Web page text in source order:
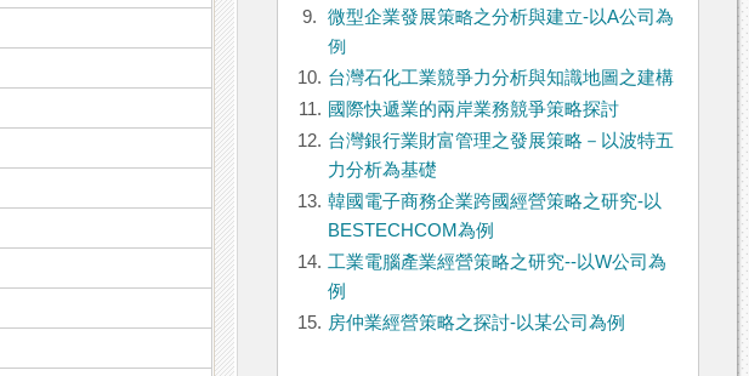
9.
微型企業發展策略之分析與建立-以A公司為
例
10. 台灣石化工業競爭力分析與知識地圖之建構
11. 國際快遞業的兩岸業務競爭策略探討
12. 台灣銀行業財富管理之發展策略－以波特五
力分析為基礎
13. 韓國電子商務企業跨國經營策略之研究-以
BESTECHCOM為例
14. 工業電腦產業經營策略之研究--以W公司為
例
15. 房仲業經營策略之探討-以某公司為例